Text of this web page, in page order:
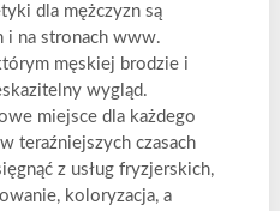
dla mężczyzn są
i na stronach www.
męskiej brodzie i
wygląd.
miejsce dla każdego
teraźniejszych czasach
z usług fryzjerskich,
koloryzacja, a